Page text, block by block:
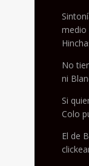
medio
No
ni
Si
Colo
El de